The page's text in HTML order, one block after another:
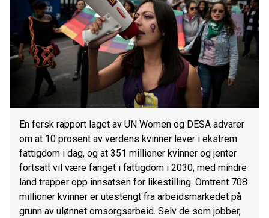
En fersk rapport laget av UN Women og DESA advarer
om at 10 prosent av verdens kvinner lever i ekstrem
fattigdom i dag, og at 351 millioner kvinner og jenter
fortsatt vil være fanget i fattigdom i 2030, med mindre
land trapper opp innsatsen for likestilling. Omtrent 708
millioner kvinner er utestengt fra arbeidsmarkedet på
grunn av ulønnet omsorgsarbeid. Selv de som jobber,